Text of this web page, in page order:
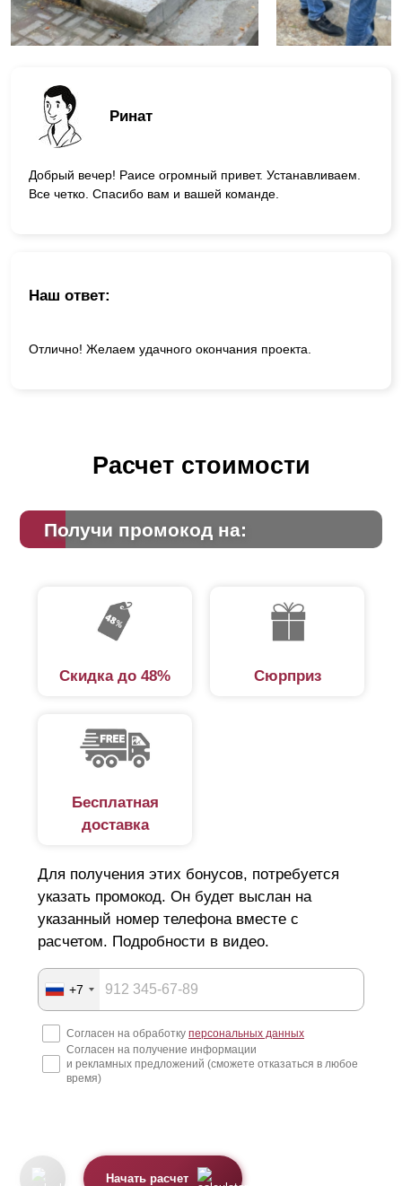
Ринат
Добрый вечер! Раисе огромный привет. Устанавливаем.
Все четко. Спасибо вам и вашей команде.
Наш ответ:
Отлично! Желаем удачного окончания проекта.
Расчет стоимости
Получи промокод на:
Скидка до 48% Сюрприз
Бесплатная
доставка
Для получения этих бонусов, потребуется
указать промокод. Он будет выслан на
указанный номер телефона вместе с
расчетом. Подробности в видео.
+7
Согласен на обработку персональных данных
Согласен на получение информации
и рекламных предложений (сможете отказаться в любое
время)
Начать расчет